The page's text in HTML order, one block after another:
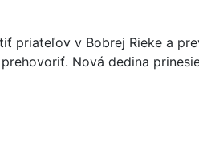
priateľov v Bobrej Rieke a
Nová dedina